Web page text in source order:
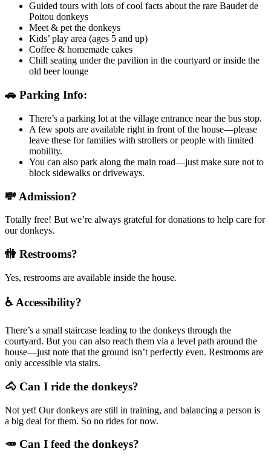
Guided tours with lots of cool facts about the rare Baudet de
Poitou donkeys
Meet & pet the donkeys
Kids’ play area (ages 5 and up)
Coffee & homemade cakes
Chill seating under the pavilion in the courtyard or inside the
old beer lounge
🚗 Parking Info:
There’s a parking lot at the village entrance near the bus stop.
A few spots are available right in front of the house—please
leave these for families with strollers or people with limited
mobility.
You can also park along the main road—just make sure not to
block sidewalks or driveways.
💸 Admission?
Totally free! But we’re always grateful for donations to help care for
our donkeys.
🚻 Restrooms?
Yes, restrooms are available inside the house.
♿ Accessibility?
There’s a small staircase leading to the donkeys through the
courtyard. But you can also reach them via a level path around the
house—just note that the ground isn’t perfectly even. Restrooms are
only accessible via stairs.
🐴 Can I ride the donkeys?
Not yet! Our donkeys are still in training, and balancing a person is
a big deal for them. So no rides for now.
🥕 Can I feed the donkeys?